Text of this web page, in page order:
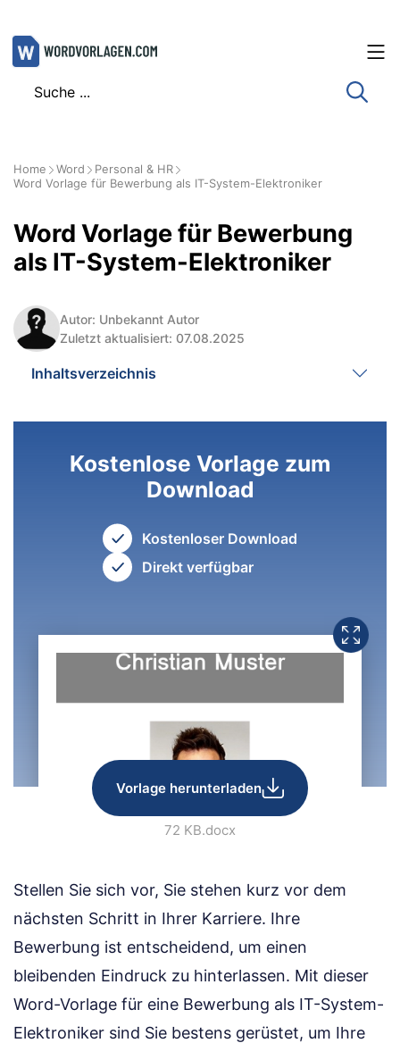
Zum
Inhalt
Home Word
Personal & HR
Word Vorlage für Bewerbung als IT-System-Elektroniker
Word Vorlage für Bewerbung
als IT-System-Elektroniker
Autor: Unbekannt Autor
Zuletzt aktualisiert: 07.08.2025
Inhaltsverzeichnis
Kostenlose Vorlage zum
Download
Kostenloser Download
Direkt verfügbar
Vorlage herunterladen
72 KB.docx
Stellen Sie sich vor, Sie stehen kurz vor dem
nächsten Schritt in Ihrer Karriere. Ihre
Bewerbung ist entscheidend, um einen
bleibenden Eindruck zu hinterlassen. Mit dieser
Word-Vorlage für eine Bewerbung als IT-System-
Elektroniker sind Sie bestens gerüstet, um Ihre